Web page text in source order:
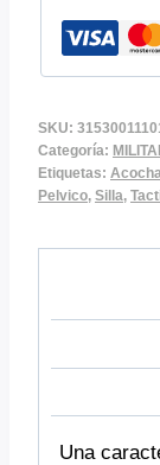
SKU:
Categoría:
Etiquetas:
Pelvico, Silla,
Una